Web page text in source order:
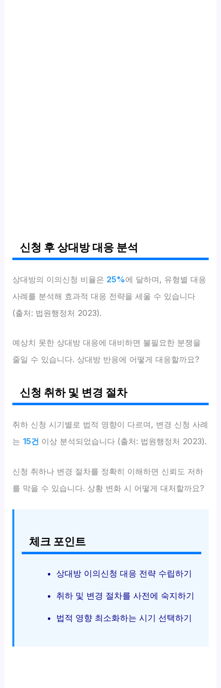
신청 후 상대방 대응 분석
상대방의 이의신청 비율은 25%에 달하며, 유형별 대응
사례를 분석해 효과적 대응 전략을 세울 수 있습니다
(출처: 법원행정처 2023).
예상치 못한 상대방 대응에 대비하면 불필요한 분쟁을
줄일 수 있습니다. 상대방 반응에 어떻게 대응할까요?
신청 취하 및 변경 절차
취하 신청 시기별로 법적 영향이 다르며, 변경 신청 사례
는 15건 이상 분석되었습니다 (출처: 법원행정처 2023).
신청 취하나 변경 절차를 정확히 이해하면 신뢰도 저하
를 막을 수 있습니다. 상황 변화 시 어떻게 대처할까요?
체크 포인트
상대방 이의신청 대응 전략 수립하기
취하 및 변경 절차를 사전에 숙지하기
법적 영향 최소화하는 시기 선택하기